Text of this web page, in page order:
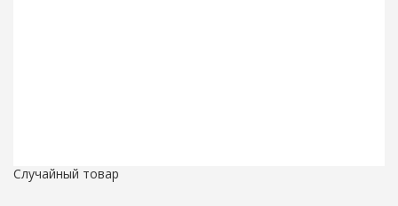
Случайный товар